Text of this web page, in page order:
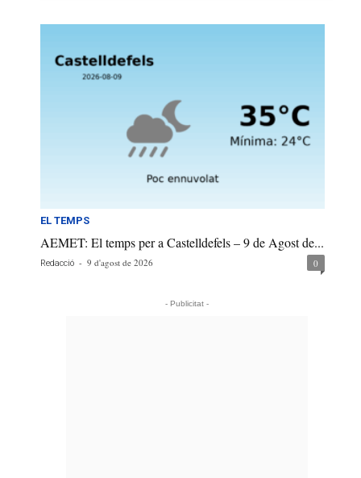
EL TEMPS
AEMET: El temps per a Castelldefels – 9 de Agost de...
Redacció - 9 d'agost de 2026 0
- Publicitat -